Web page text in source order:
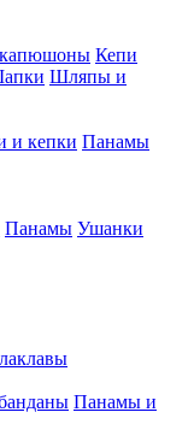
Кепи
Шляпы и
и кепки Панамы
Панамы Ушанки
Панамы и